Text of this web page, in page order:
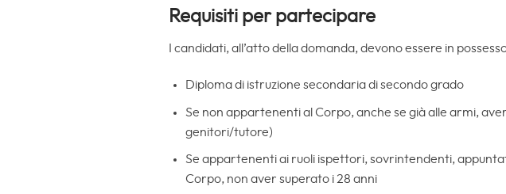
Requisiti per partecipare
I candidati, all’atto della domanda, devono essere in
Diploma di istruzione secondaria di secondo grado
Se non appartenenti al Corpo, anche se già alle armi,
genitori/tutore)
Se appartenenti ai ruoli ispettori, sovrintendenti,
Corpo, non aver superato i 28 anni